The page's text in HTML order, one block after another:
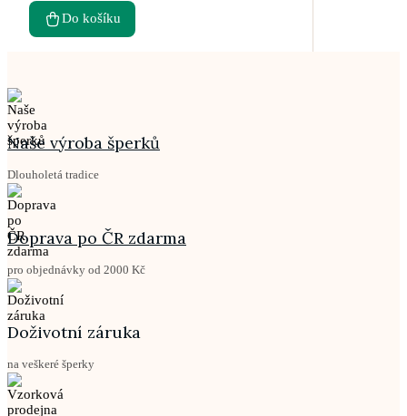
Do košíku
Naše výroba šperků
Dlouholetá tradice
Doprava po ČR zdarma
pro objednávky od 2000 Kč
Doživotní záruka
na veškeré šperky